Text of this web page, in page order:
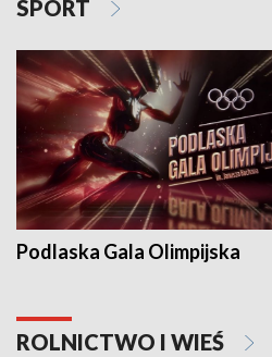
SPORT
Podlaska Gala Olimpijska
ROLNICTWO I WIEŚ